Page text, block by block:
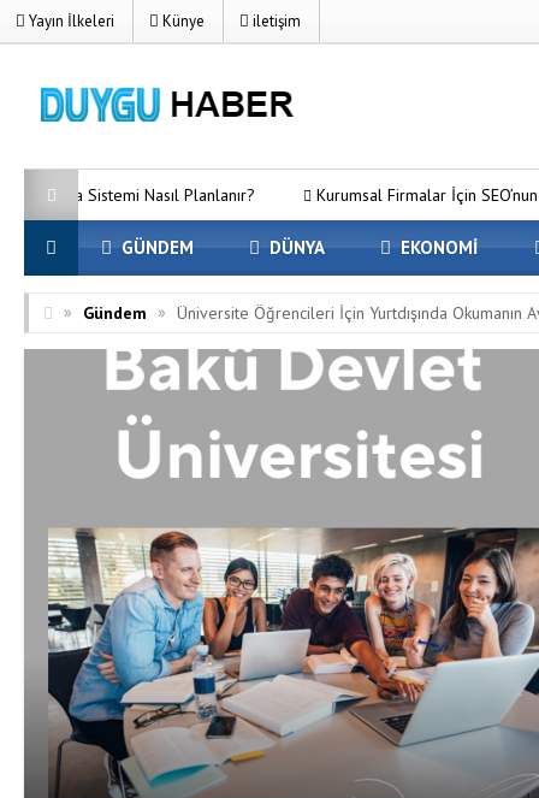
Yayın İlkeleri Künye iletişim
Nasıl Planlanır? Kurumsal Firmalar İçin SEO’nun Önemi
GÜNDEM DÜNYA EKONOMİ
» Gündem » Üniversite Öğrencileri İçin Yurtdışında Okumanın